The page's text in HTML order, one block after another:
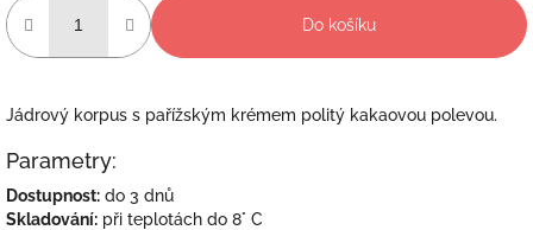
Do košíku
Jádrový korpus s pařížským krémem politý kakaovou polevou.
Parametry:
Dostupnost: do 3 dnů
Skladování: při teplotách do 8° C